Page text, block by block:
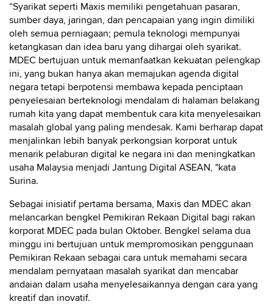
“Syarikat seperti Maxis memiliki pengetahuan pasaran,
sumber daya, jaringan, dan pencapaian yang ingin dimiliki
oleh semua perniagaan; pemula teknologi mempunyai
ketangkasan dan idea baru yang dihargai oleh syarikat.
MDEC bertujuan untuk memanfaatkan kekuatan pelengkap
ini, yang bukan hanya akan memajukan agenda digital
negara tetapi berpotensi membawa kepada penciptaan
penyelesaian berteknologi mendalam di halaman belakang
rumah kita yang dapat membentuk cara kita menyelesaikan
masalah global yang paling mendesak. Kami berharap dapat
menjalinkan lebih banyak perkongsian korporat untuk
menarik pelaburan digital ke negara ini dan meningkatkan
usaha Malaysia menjadi Jantung Digital ASEAN, "kata
Surina.
Sebagai inisiatif pertama bersama, Maxis dan MDEC akan
melancarkan bengkel Pemikiran Rekaan Digital bagi rakan
korporat MDEC pada bulan Oktober. Bengkel selama dua
minggu ini bertujuan untuk mempromosikan penggunaan
Pemikiran Rekaan sebagai cara untuk memahami secara
mendalam pernyataan masalah syarikat dan mencabar
andaian dalam usaha menyelesaikannya dengan cara yang
kreatif dan inovatif.